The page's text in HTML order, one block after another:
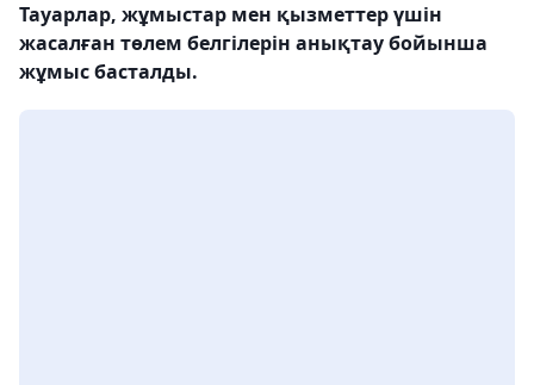
Тауарлар, жұмыстар мен қызметтер үшін
жасалған төлем белгілерін анықтау бойынша
жұмыс басталды.